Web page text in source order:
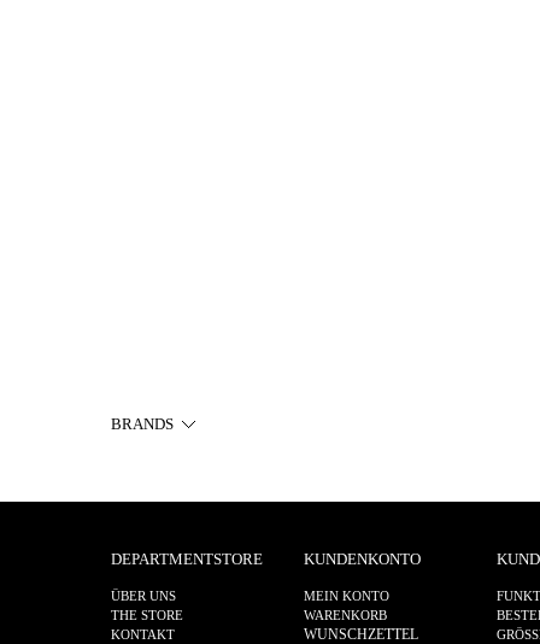
BRANDS
DEPARTMENTSTORE
ÜBER UNS
THE STORE
KONTAKT
KUNDENKONTO
MEIN KONTO
WARENKORB
WUNSCHZETTEL